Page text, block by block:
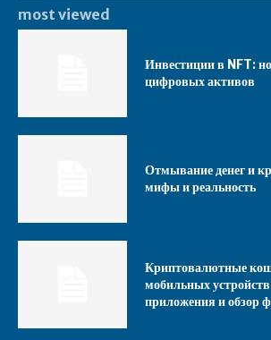
most viewed
Инвестиции в NFT:
цифровых активов
Отмывание денег и
мифы и реальность
Криптовалютные
мобильных
приложения и обзор